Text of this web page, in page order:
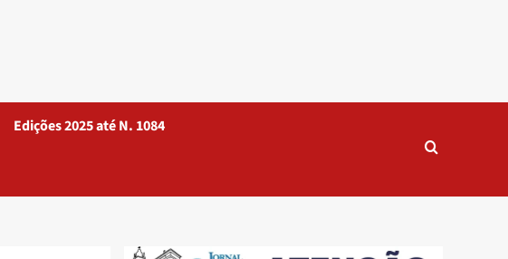
Edições 2025 até N. 1084